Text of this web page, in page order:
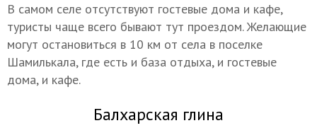
В самом селе отсутствуют гостевые дома и кафе,
туристы чаще всего бывают тут проездом. Желающие
могут остановиться в 10 км от села в поселке
Шамилькала, где есть и база отдыха, и гостевые
дома, и кафе.
Балхарская глина